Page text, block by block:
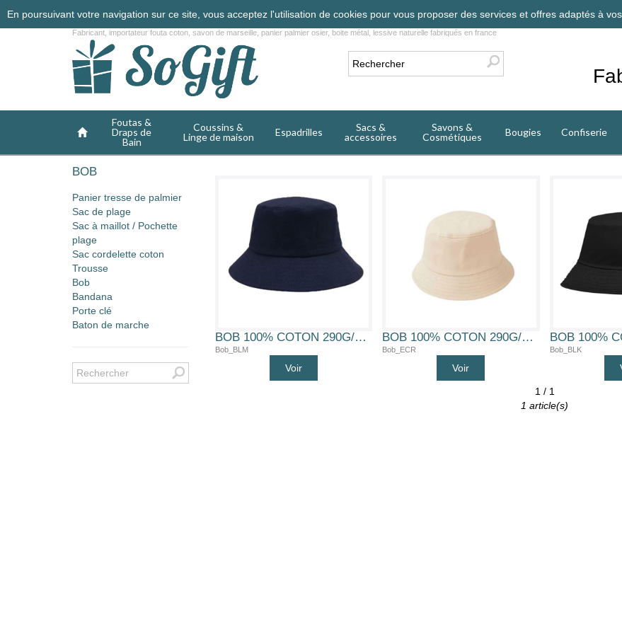
En poursuivant votre navigation sur ce site, vous acceptez l'utilisation de cookies pour vous proposer des services et offres adaptés à
Fabricant, importateur fouta coton, savon de marseille, panier palmier osier, boite métal, lessive naturelle fabriqués en france
Foutas &
Draps de
Bain
Coussins &
Linge de maison
Espadrilles
Sacs &
accessoires
Savons &
Cosmétiques
Bougies Confiserie
BOB
Panier tresse de palmier
Sac de plage
Sac à maillot / Pochette
plage
Sac cordelette coton
Trousse
Bob
Bandana
Porte clé
Baton de marche
BOB 100% COTON 290G/M2 (BLEU MARINE)
Bob_BLM
Voir
BOB 100% COTON 290G/M2 (ECRU/BEIGE)
Bob_ECR
Voir
Bob_BLK
1 / 1
1 article(s)